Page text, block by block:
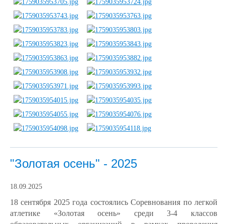
"Золотая осень" - 2025
18.09.2025
18 сентября 2025 года состоялись Соревнования по легкой
атлетике «Золотая осень» среди 3-4 классов